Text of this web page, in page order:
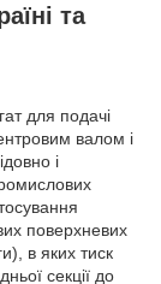
та
для подачі
валом і
і
поверхневих
в яких тиск
секції до